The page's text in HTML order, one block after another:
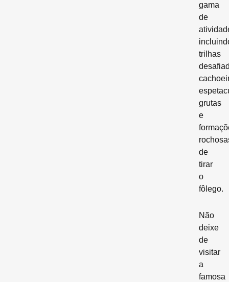
gama
de
trilhas
grutas
e
de
tirar
o
fôlego.
Não
deixe
de
visitar
a
famosa